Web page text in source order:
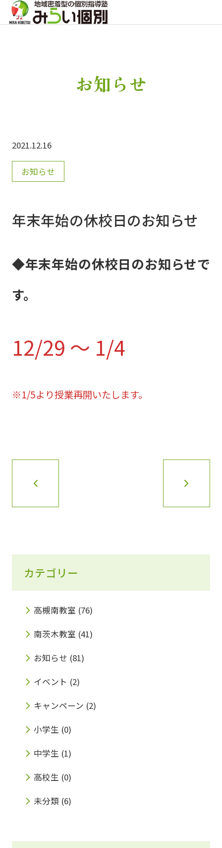
お知らせ
2021.12.16
お知らせ
年末年始の休校日のお知らせ
◆年末年始の休校日のお知らせで
す。
12/29 ～ 1/4
※1/5より授業再開いたします。
カテゴリー
高槻南教室 (76)
南茨木教室 (41)
お知らせ (81)
イベント (2)
キャンペーン (2)
小学生 (0)
中学生 (1)
高校生 (0)
未分類 (6)